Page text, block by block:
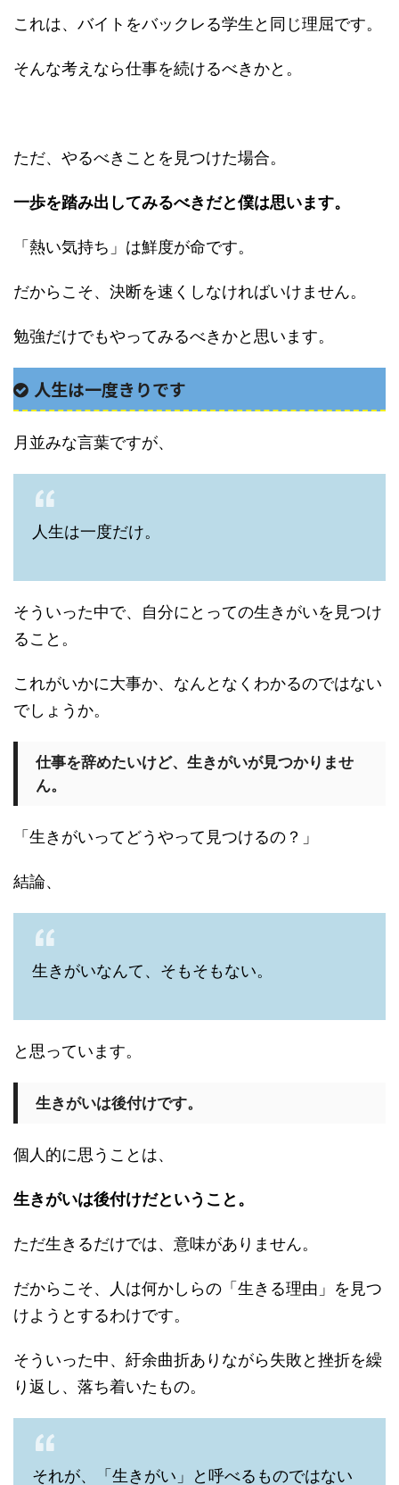
これは、バイトをバックレる学生と同じ理屈です。
そんな考えなら仕事を続けるべきかと。
ただ、やるべきことを見つけた場合。
一歩を踏み出してみるべきだと僕は思います。
「熱い気持ち」は鮮度が命です。
だからこそ、決断を速くしなければいけません。
勉強だけでもやってみるべきかと思います。
人生は一度きりです
月並みな言葉ですが、
人生は一度だけ。
そういった中で、自分にとっての生きがいを見つけ
ること。
これがいかに大事か、なんとなくわかるのではない
でしょうか。
仕事を辞めたいけど、生きがいが見つかりませ
ん。
「生きがいってどうやって見つけるの？」
結論、
生きがいなんて、そもそもない。
と思っています。
生きがいは後付けです。
個人的に思うことは、
生きがいは後付けだということ。
ただ生きるだけでは、意味がありません。
だからこそ、人は何かしらの「生きる理由」を見つ
けようとするわけです。
そういった中、紆余曲折ありながら失敗と挫折を繰
り返し、落ち着いたもの。
それが、「生きがい」と呼べるものではない